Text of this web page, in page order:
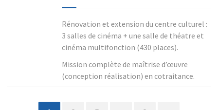
Rénovation et extension du centre culturel :
3 salles de cinéma + une salle de théatre et
cinéma multifonction (430 places).
Mission complète de maîtrise d’œuvre
(conception réalisation) en cotraitance.